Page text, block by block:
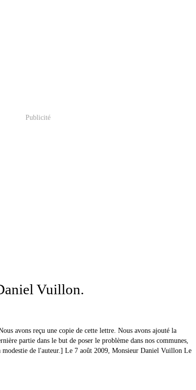
Publicité
Vuillon.
avons reçu une copie de cette lettre. Nous avons ajouté la
partie dans le but de poser le problème dans nos communes,
de l'auteur.] Le 7 août 2009, Monsieur Daniel Vuillon Le